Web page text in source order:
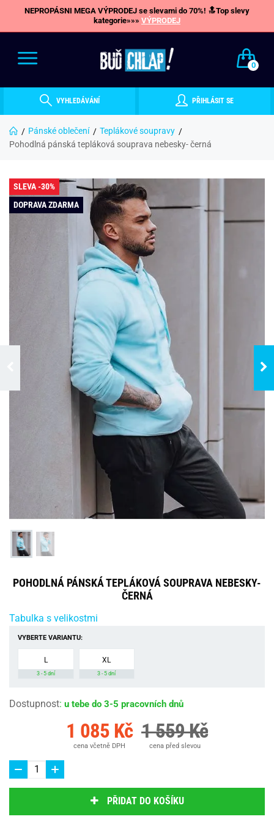
NEPROPÁSNI MEGA VÝPRODEJ se slevami do 70%! 🔝Top slevy
kategorie»»» VÝPRODEJ
0
VYHLEDÁVÁNÍ PŘIHLÁSIT SE
Pánské oblečení
Teplákové soupravy
Pohodlná pánská tepláková souprava nebesky- černá
SLEVA -30%
DOPRAVA ZDARMA
POHODLNÁ PÁNSKÁ TEPLÁKOVÁ SOUPRAVA NEBESKY-
ČERNÁ
Tabulka s velikostmi
VYBERTE VARIANTU:
L
3 - 5 dní
XL
3 - 5 dní
Dostupnost: u tebe do 3-5 pracovních dnů
1 085 Kč
cena včetně DPH
1 559 Kč
cena před slevou
PŘIDAT DO KOŠÍKU